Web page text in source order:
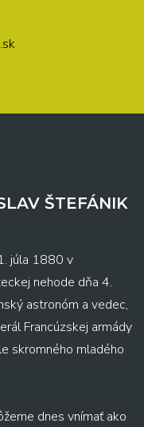
ŠTEFÁNIK
júla 1880 v
nehode dňa 4.
astronóm a vedec,
Francúzskej armády
skromného mladého
dnes vnímať ako